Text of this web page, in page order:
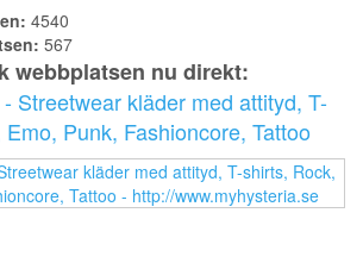
4540
567
webbplatsen nu direkt:
Streetwear kläder med attityd, T-
Punk, Fashioncore, Tattoo